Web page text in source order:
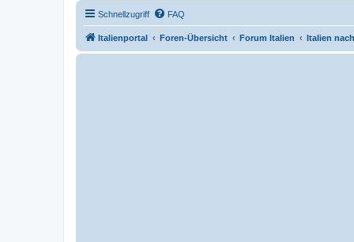
Schnellzugriff FAQ
Italienportal Foren-Übersicht Forum Italien Italien